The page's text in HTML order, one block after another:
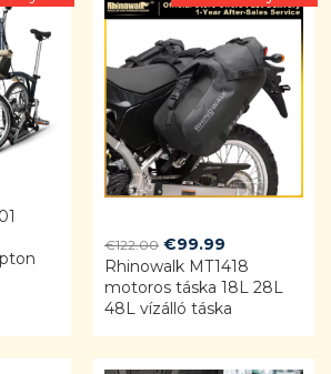
€122.00 Original
price
was:
€122.00.
€99.99
price
is:
€99.99.
Rhinowalk MT1418
motoros táska 18L 28L
48L vízálló táska